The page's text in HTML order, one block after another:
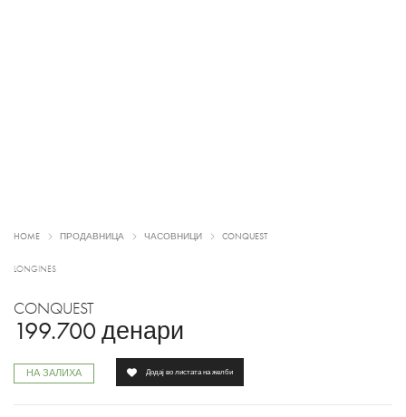
HOME ПРОДАВНИЦА ЧАСОВНИЦИ CONQUEST
LONGINES
CONQUEST
199.700 денари
НА ЗАЛИХА Додај во листата на желби